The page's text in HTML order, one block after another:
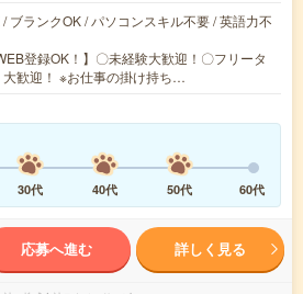
ブランクOK / パソコンスキル不要 / 英語力不
登録OK！】〇未経験大歓迎！〇フリータ
歓迎！ ※お仕事の掛け持ち…
30代 40代 50代 60代
応募へ進む 詳しく見る